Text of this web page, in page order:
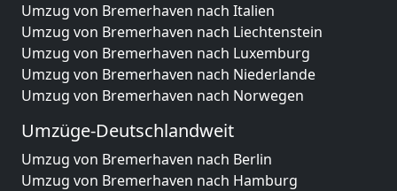
Umzug von Bremerhaven nach Italien
Umzug von Bremerhaven nach Liechtenstein
Umzug von Bremerhaven nach Luxemburg
Umzug von Bremerhaven nach Niederlande
Umzug von Bremerhaven nach Norwegen
Umzüge-Deutschlandweit
Umzug von Bremerhaven nach Berlin
Umzug von Bremerhaven nach Hamburg